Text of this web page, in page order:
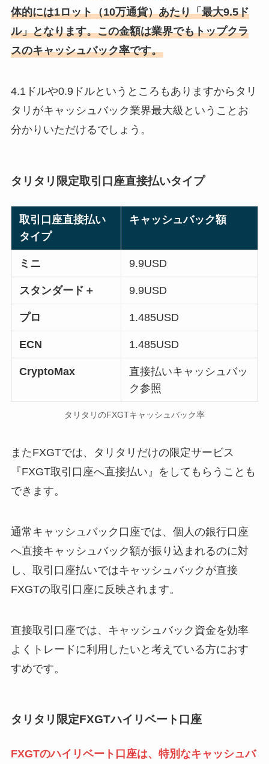
体的には1ロット（10万通貨）あたり「最大9.5ド
ル」となります。この金額は業界でもトップクラ
スのキャッシュバック率です。
4.1ドルや0.9ドルというところもありますからタリ
タリがキャッシュバック業界最大級ということお
分かりいただけるでしょう。
タリタリ限定取引口座直接払いタイプ
取引口座直接払い
タイプ
キャッシュバック額
ミニ 9.9USD
スタンダード＋ 9.9USD
プロ 1.485USD
ECN 1.485USD
CryptoMax
直接払いキャッシュバッ
ク参照
タリタリのFXGTキャッシュバック率
またFXGTでは、タリタリだけの限定サービス
『FXGT取引口座へ直接払い』をしてもらうことも
できます。
通常キャッシュバック口座では、個人の銀行口座
へ直接キャッシュバック額が振り込まれるのに対
し、取引口座払いではキャッシュバックが直接
FXGTの取引口座に反映されます。
直接取引口座では、キャッシュバック資金を効率
よくトレードに利用したいと考えている方におす
すめです。
タリタリ限定FXGTハイリベート口座
FXGTのハイリベート口座は、特別なキャッシュバ